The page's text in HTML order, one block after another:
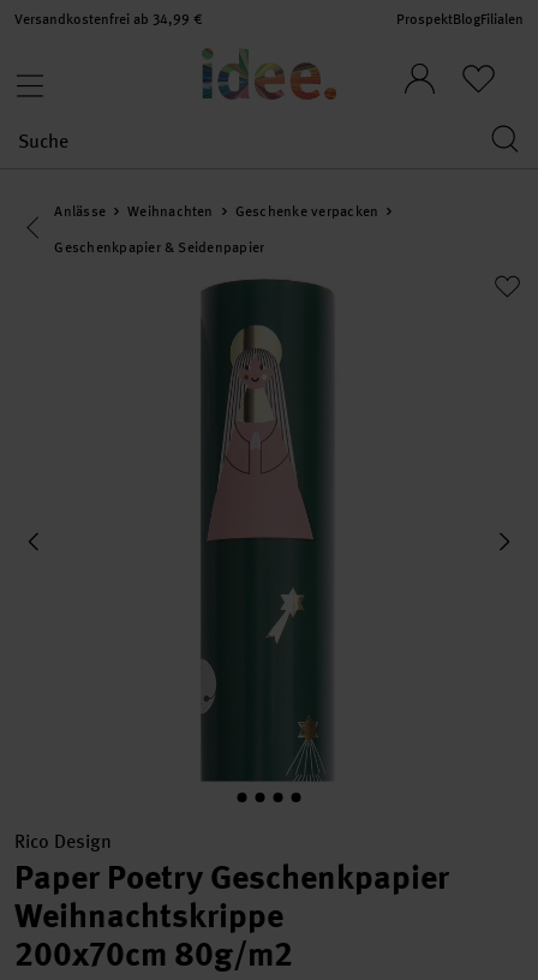
Versandkostenfrei ab 34,99 € ProspektBlogFilialen
Eine Kategorie zurück navigieren
Anlässe Weihnachten
Geschenke verpacken
Geschenkpapier & Seidenpapier
Rico Design
Paper Poetry Geschenkpapier
Weihnachtskrippe
200x70cm 80g/m2